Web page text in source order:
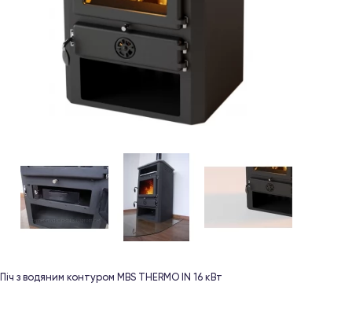
Піч з водяним контуром MBS THERMO IN 16 кВт